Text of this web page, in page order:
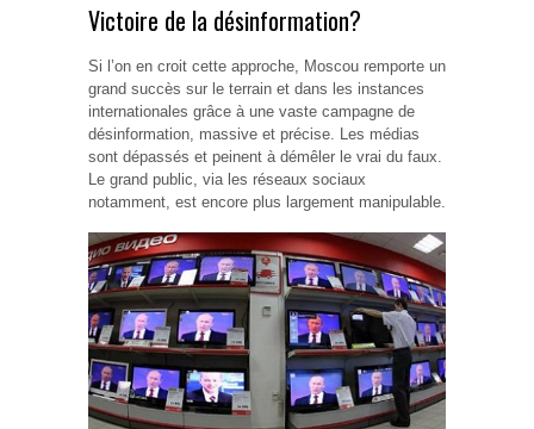
Victoire de la désinformation?
Si l’on en croit cette approche, Moscou remporte un
grand succès sur le terrain et dans les instances
internationales grâce à une vaste campagne de
désinformation, massive et précise. Les médias
sont dépassés et peinent à démêler le vrai du faux.
Le grand public, via les réseaux sociaux
notamment, est encore plus largement manipulable.